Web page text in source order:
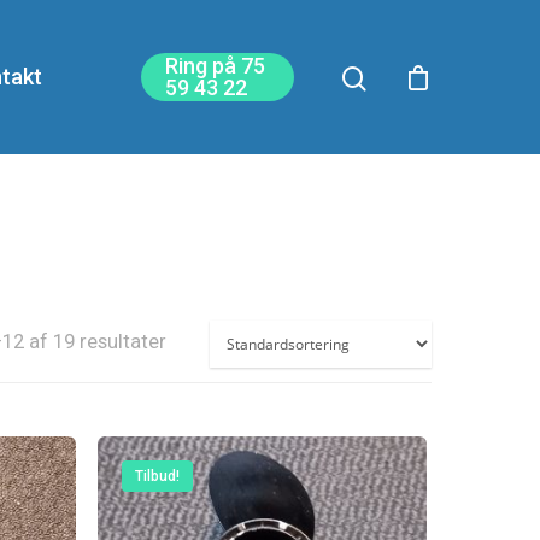
Ring på 75
59 43 22
af 19 resultater
Tilbud!